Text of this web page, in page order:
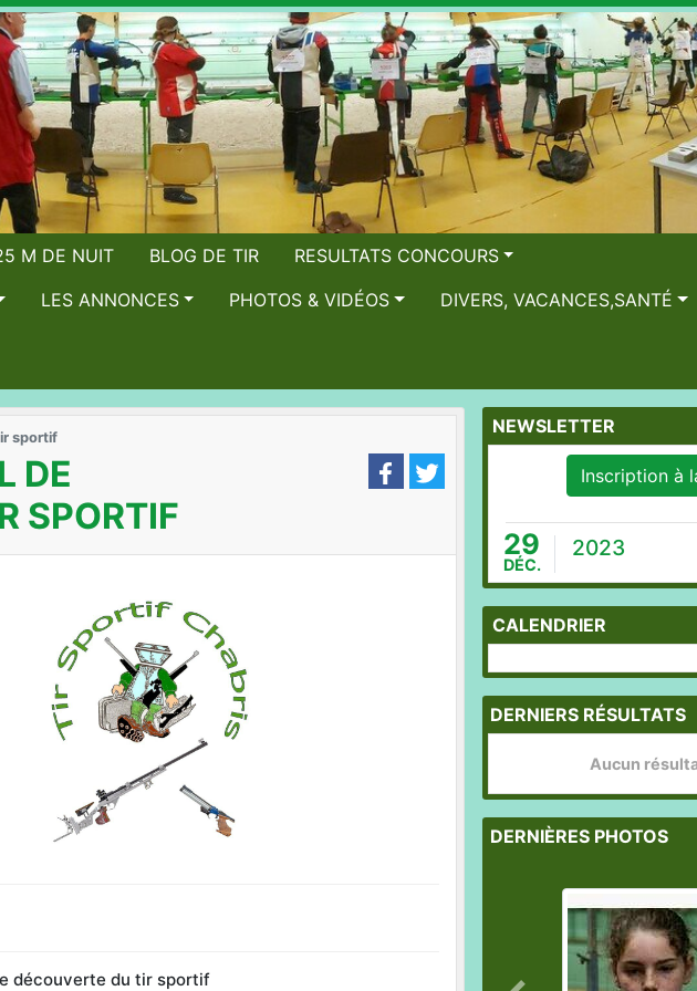
M DE NUIT BLOG DE TIR
RESULTATS CONCOURS
LES ANNONCES PHOTOS & VIDÉOS
DIVERS, VACANCES,SANTÉ
sportif
DE
SPORTIF
découverte du tir sportif
NEWSLETTER
Inscription à
29
DÉC.
2023
CALENDRIER
DERNIERS RÉSULTATS
Aucun
DERNIÈRES PHOTOS